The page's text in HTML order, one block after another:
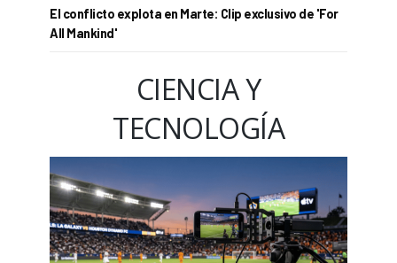
El conflicto explota en Marte: Clip exclusivo de 'For
All Mankind'
CIENCIA Y
TECNOLOGÍA